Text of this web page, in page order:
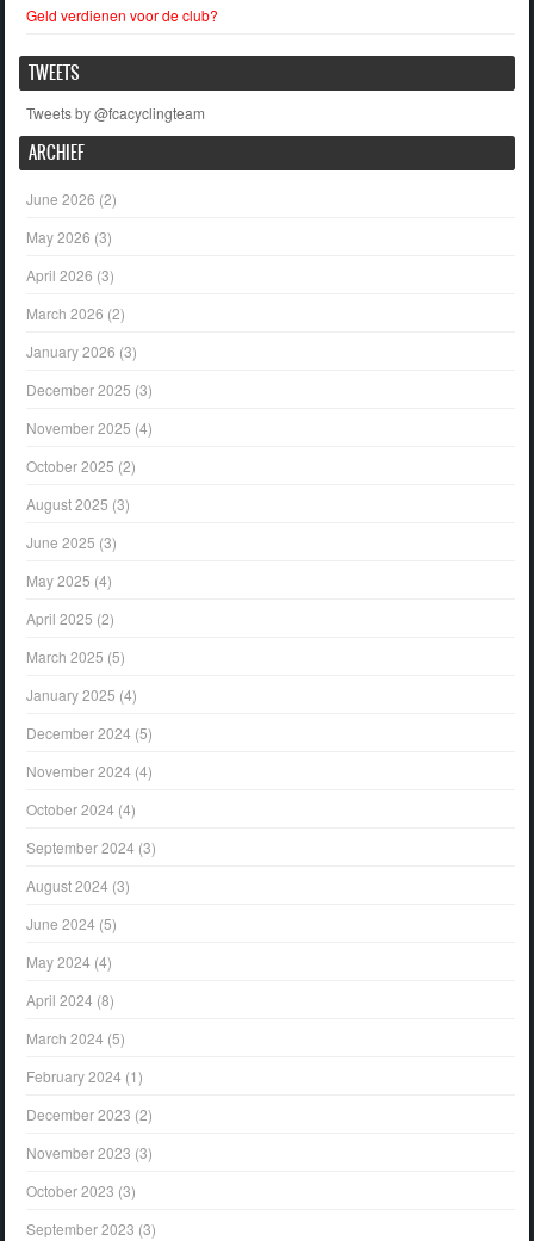
Geld verdienen voor de club?
TWEETS
Tweets by @fcacyclingteam
ARCHIEF
June 2026 (2)
May 2026 (3)
April 2026 (3)
March 2026 (2)
January 2026 (3)
December 2025 (3)
November 2025 (4)
October 2025 (2)
August 2025 (3)
June 2025 (3)
May 2025 (4)
April 2025 (2)
March 2025 (5)
January 2025 (4)
December 2024 (5)
November 2024 (4)
October 2024 (4)
September 2024 (3)
August 2024 (3)
June 2024 (5)
May 2024 (4)
April 2024 (8)
March 2024 (5)
February 2024 (1)
December 2023 (2)
November 2023 (3)
October 2023 (3)
September 2023 (3)